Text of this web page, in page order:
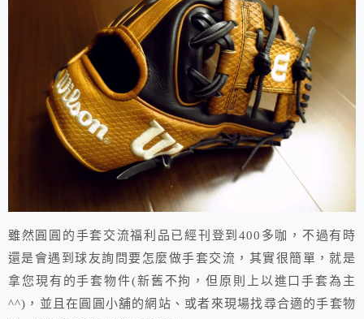
雖然圓圓的手套交流福利品已經刊登到400多咖，不過有時
還是會遇到球友詢問要怎麼做手套交流，其實很簡單，就是
拿您現有的手套物件(新舊不拘，但原則上以進口手套為主
^^)，並且在圓圓小舖的網站、或者來現場找尋合適的手套物